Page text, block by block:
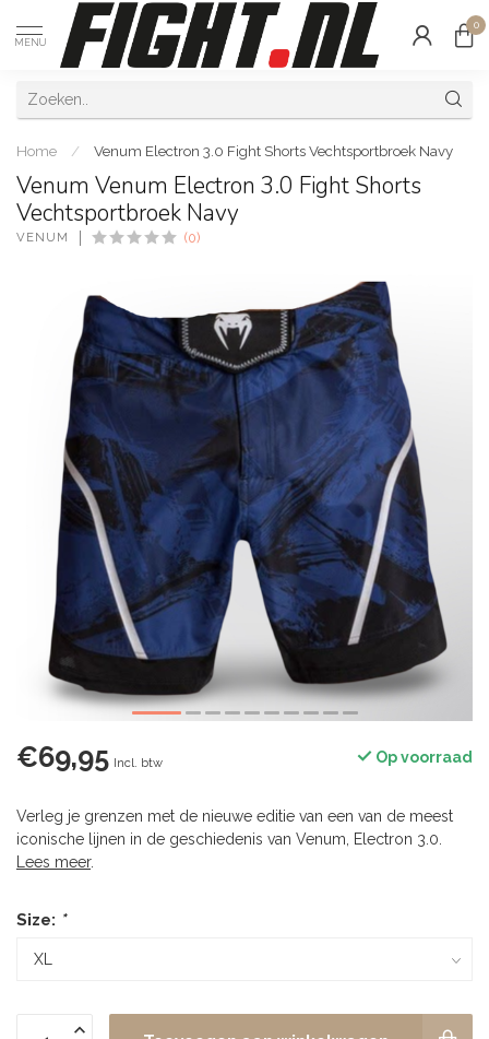
MENU
0
Home / Venum Electron 3.0 Fight Shorts Vechtsportbroek Navy
Venum Venum Electron 3.0 Fight Shorts
Vechtsportbroek Navy
VENUM (0)
€69,95 Incl. btw Op voorraad
Verleg je grenzen met de nieuwe editie van een van de meest
iconische lijnen in de geschiedenis van Venum, Electron 3.0.
Lees meer.
Size: *